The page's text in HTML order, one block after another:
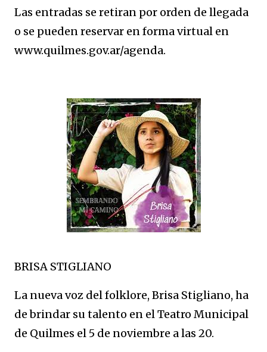
Las entradas se retiran por orden de llegada
o se pueden reservar en forma virtual en
www.quilmes.gov.ar/agenda.
BRISA STIGLIANO
La nueva voz del folklore, Brisa Stigliano, ha
de brindar su talento en el Teatro Municipal
de Quilmes el 5 de noviembre a las 20.